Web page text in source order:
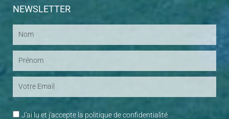
NEWSLETTER
Prénom
J'ai lu et j'accepte la politique de confidentialité